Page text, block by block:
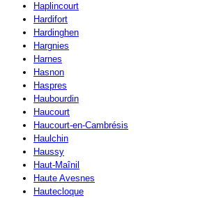
Haplincourt
Hardifort
Hardinghen
Hargnies
Harnes
Hasnon
Haspres
Haubourdin
Haucourt
Haucourt-en-Cambrésis
Haulchin
Haussy
Haut-Maînil
Haute Avesnes
Hautecloque